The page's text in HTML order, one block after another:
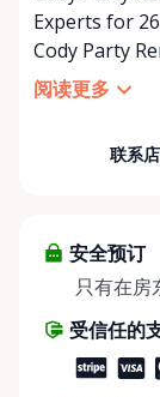
Experts for 26 Years Celebrating
Cody Party
things party and event
partner of
At Cody
about more
helping
share
make things
阅读更多
联系
安全预订
只有在房
受信任的